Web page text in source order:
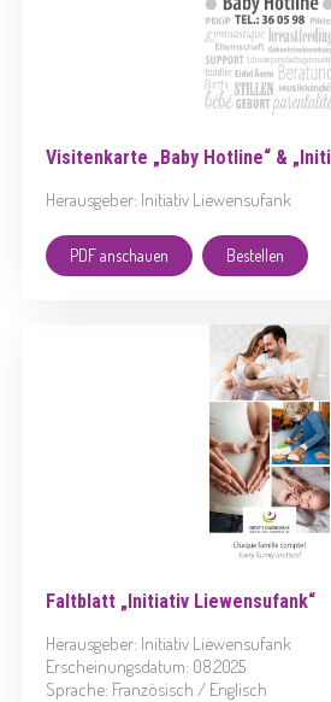
Visitenkarte „Baby Hotline“ &
Herausgeber: Initiativ Liewensufank
PDF anschauen Bestellen
Faltblatt „Initiativ Liewensufank“
Herausgeber: Initiativ Liewensufank
Erscheinungsdatum: 08.2025
Sprache: Französisch / Englisch